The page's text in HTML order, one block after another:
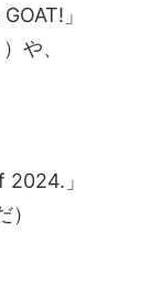
」
や、
」